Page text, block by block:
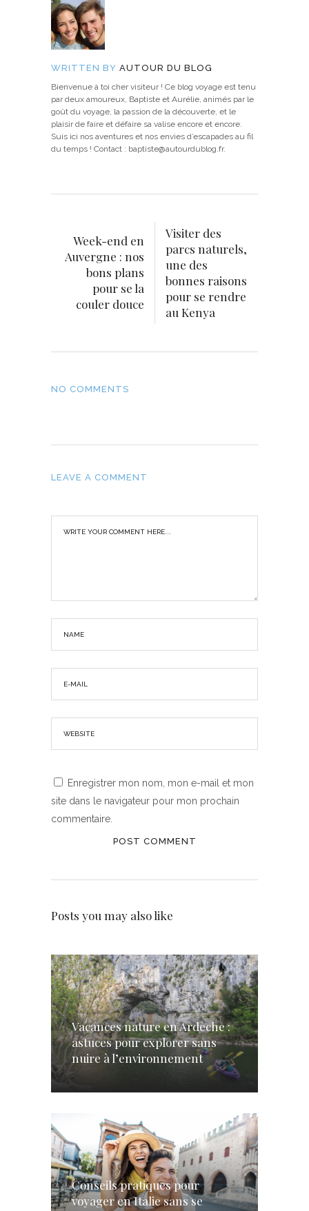
WRITTEN BY AUTOUR DU BLOG
Bienvenue à toi cher visiteur ! Ce blog voyage est tenu
par deux amoureux, Baptiste et Aurélie, animés par le
goût du voyage, la passion de la découverte, et le
plaisir de faire et défaire sa valise encore et encore.
Suis ici nos aventures et nos envies d’escapades au fil
du temps ! Contact : baptiste@autourdublog.fr.
Week-end en
Auvergne : nos
bons plans
pour se la
couler douce
Visiter des
parcs naturels,
une des
bonnes raisons
pour se rendre
au Kenya
NO COMMENTS
LEAVE A COMMENT
Enregistrer mon nom, mon e-mail et mon
site dans le navigateur pour mon prochain
commentaire.
Posts you may also like
Vacances nature en Ardèche :
astuces pour explorer sans
nuire à l’environnement
Conseils pratiques pour
voyager en Italie sans se